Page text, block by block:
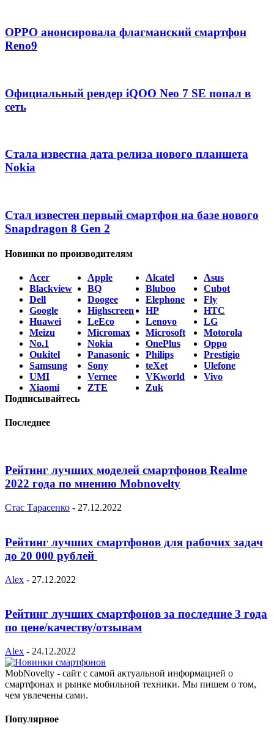
OPPO анонсировала флагманский смартфон
Reno9
Официальный рендер iQOO Neo 7 SE попал в
сеть
Стала известна дата релиза нового планшета
Nokia
Стал известен первый смартфон на базе нового
Snapdragon 8 Gen 2
Новинки по производителям
Acer Apple Alcatel
Asus
Blackview
BQ Bluboo
Cubot
Dell
Doogee Elephone
Fly
Google
Highscreen HP
HTC
Huawei
LeEco Lenovo
LG
Meizu
Micromax Microsoft
Motorola
No.1
Nokia OnePlus
Oppo
Oukitel
Panasonic Philips
Prestigio
Samsung
Sony teXet
Ulefone
UMI
Vernee VKworld
Vivo
Xiaomi
ZTE
Zuk
Подписывайтесь
Последнее
Рейтинг лучших моделей смартфонов Realme
2022 года по мнению Mobnovelty
Стас Тарасенко - 27.12.2022
Рейтинг лучших смартфонов для рабочих задач
до 20 000 рублей
Alex - 27.12.2022
Рейтинг лучших смартфонов за последние 3 года
по цене/качеству/отзывам
Alex - 24.12.2022
MobNovelty - сайт с самой актуальной информацией о
смартфонах и рынке мобильной техники. Мы пишем о том,
чем увлечены сами.
Популярное